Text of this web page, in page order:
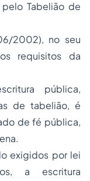
Tabelião de
2002), no seu
requisitos da
pública,
de tabelião, é
de fé pública,
exigidos por lei
a escritura